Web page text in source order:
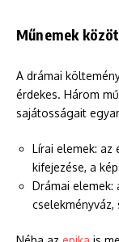
Műnemek
A drámai
érdekes. Három
sajátosságait
Lírai elemek: az
kifejezése, a
Drámai elemek: